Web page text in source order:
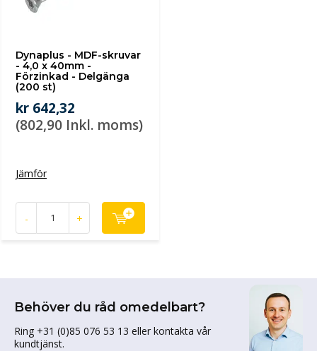
Dynaplus - MDF-skruvar
- 4,0 x 40mm -
Förzinkad - Delgänga
(200 st)
kr 642,32
(802,90 Inkl. moms)
Jämför
- +
Behöver du råd omedelbart?
Ring +31 (0)85 076 53 13 eller kontakta vår
kundtjänst.